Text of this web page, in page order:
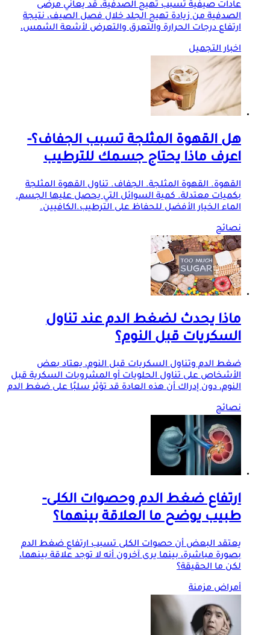
عادات صيفية تسبب تهيج الصدفية، قد يعاني مرضى
الصدفية من زيادة تهيج الجلد خلال فصل الصيف، نتيجة
ارتفاع درجات الحرارة والتعرق والتعرض لأشعة الشمس،
اخبار التجميل
هل القهوة المثلجة تسبب الجفاف؟-
اعرف ماذا يحتاج جسمك للترطيب
القهوة. القهوة المثلجة. الجفاف. تناول القهوة المثلجة
بكميات معتدلة. كمية السوائل التي يحصل عليها الجسم.
الماء الخيار الأفضل للحفاظ على الترطيب.الكافيين.
نصائح
ماذا يحدث لضغط الدم عند تناول
السكريات قبل النوم؟
ضغط الدم وتناول السكريات قبل النوم، يعتاد بعض
الأشخاص على تناول الحلويات أو المشروبات السكرية قبل
النوم، دون إدراك أن هذه العادة قد تؤثر سلبًا على ضغط الدم
نصائح
ارتفاع ضغط الدم وحصوات الكلى-
طبيب يوضح ما العلاقة بينهما؟
يعتقد البعض أن حصوات الكلى تسبب ارتفاع ضغط الدم
بصورة مباشرة، بينما يرى آخرون أنه لا توجد علاقة بينهما،
لكن ما الحقيقة؟
أمراض مزمنة